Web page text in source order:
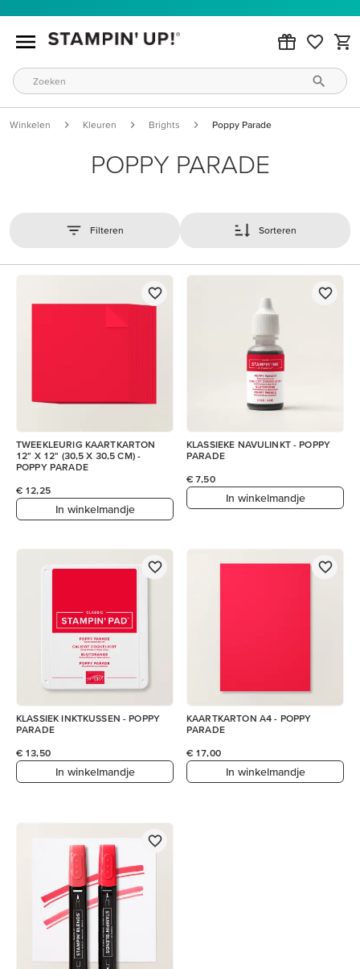
Winkelen Kleuren Brights Poppy Parade
POPPY PARADE
Filteren Sorteren
TWEEKLEURIG KAARTKARTON
12" X 12" (30,5 X 30,5 CM) -
POPPY PARADE
€ 12,25
In winkelmandje
KLASSIEKE NAVULINKT - POPPY
PARADE
€ 7,50
In winkelmandje
KLASSIEK INKTKUSSEN - POPPY
PARADE
€ 13,50
In winkelmandje
KAARTKARTON A4 - POPPY
PARADE
€ 17,00
In winkelmandje